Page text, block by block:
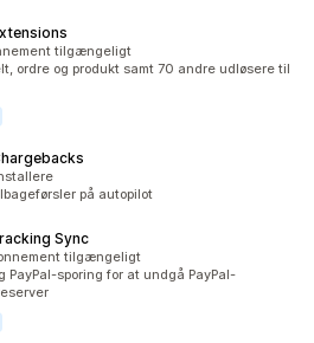
tilgængeligt
ordre og produkt samt 70 andre udløsere til
på autopilot
Sync
tilgængeligt
PayPal-sporing for at undgå PayPal-